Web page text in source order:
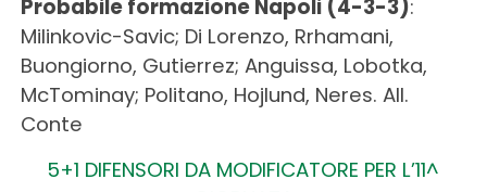
Probabile formazione Napoli (4-3-3):
Milinkovic-Savic; Di Lorenzo, Rrhamani,
Buongiorno, Gutierrez; Anguissa, Lobotka,
McTominay; Politano, Hojlund, Neres. All.
Conte
5+1 DIFENSORI DA MODIFICATORE PER L’11^